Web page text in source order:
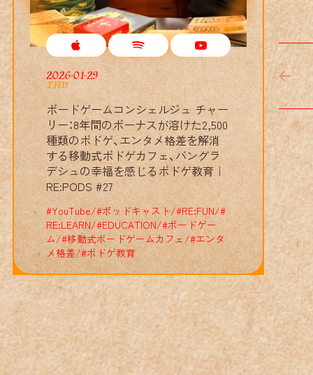
:
:
:
:
:
:
:
:
2026-01-29
THU
ボードゲームコンシェルジュ チャー
リー：8年間のボーナスが溶けた2,500
種類のボドゲ、エンタメ格差を解消
する移動式ボドゲカフェ、バングラ
デシュの幸福を感じるボドゲ教育｜
RE:PODS #27
#YouTube/#ポッドキャスト/#RE:FUN/#
RE:LEARN/#EDUCATION/#ボードゲー
ム/#移動式ボードゲームカフェ/#エンタ
メ格差/#ボドゲ教育
:
:
:
:
:
:
:
: